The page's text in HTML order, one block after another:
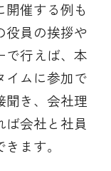
催する例も
役員の挨拶や
で行えば、本
イムに参加で
聞き、会社理
会社と社員
ます。